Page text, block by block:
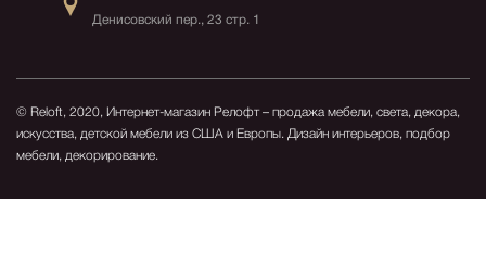
Денисовский пер., 23 стр. 1
© Reloft, 2020, Интернет-магазин Релофт – продажа мебели, света, декора,
искусства, детской мебели из США и Европы. Дизайн интерьеров, подбор
мебели, декорирование.